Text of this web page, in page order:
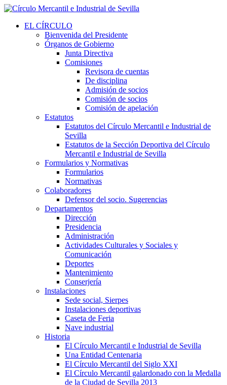
EL CÍRCULO
Bienvenida del Presidente
Órganos de Gobierno
Junta Directiva
Comisiones
Revisora de cuentas
De disciplina
Admisión de socios
Comisión de socios
Comisión de apelación
Estatutos
Estatutos del Círculo Mercantil e Industrial de
Sevilla
Estatutos de la Sección Deportiva del Círculo
Mercantil e Industrial de Sevilla
Formularios y Normativas
Formularios
Normativas
Colaboradores
Defensor del socio. Sugerencias
Departamentos
Dirección
Presidencia
Administración
Actividades Culturales y Sociales y
Comunicación
Deportes
Mantenimiento
Conserjería
Instalaciones
Sede social, Sierpes
Instalaciones deportivas
Caseta de Feria
Nave industrial
Historia
El Círculo Mercantil e Industrial de Sevilla
Una Entidad Centenaria
El Círculo Mercantil del Siglo XXI
El Círculo Mercantil galardonado con la Medalla
de la Ciudad de Sevilla 2013